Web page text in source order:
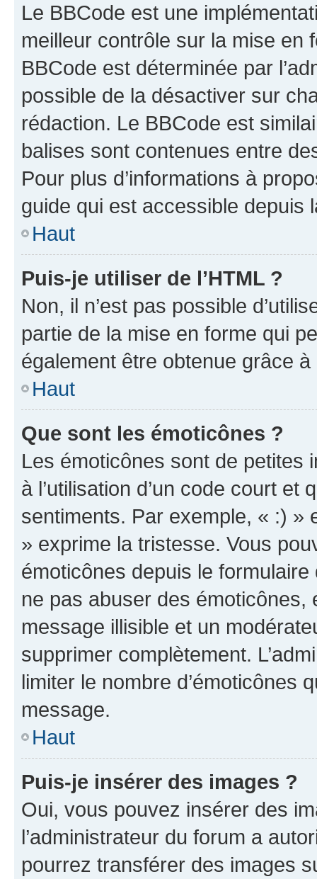
Le BBCode est une
meilleur contrôle sur la mise en
BBCode est déterminée par
possible de la désactiver sur
rédaction. Le BBCode est
balises sont contenues entre
Pour plus d’informations à
guide qui est accessible depuis
Haut
Puis-je utiliser de l’HTML ?
Non, il n’est pas possible
partie de la mise en forme qui
également être obtenue grâce à
Haut
Que sont les émoticônes ?
Les émoticônes sont de petites
à l’utilisation d’un code court et
sentiments. Par exemple, « :) »
» exprime la tristesse. Vous
émoticônes depuis le
ne pas abuser des
message illisible et un
supprimer complètement.
limiter le nombre d’émoticônes
message.
Haut
Puis-je insérer des images ?
Oui, vous pouvez insérer des
l’administrateur du forum a
pourrez transférer des images